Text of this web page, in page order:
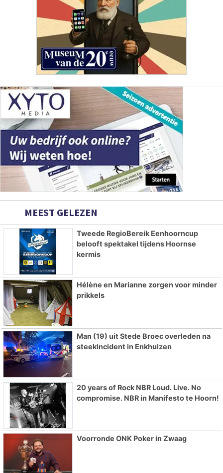
MEEST GELEZEN
Tweede RegioBereik Eenhoorncup
belooft spektakel tijdens Hoornse
kermis
Hélène en Marianne zorgen voor minder
prikkels
Man (19) uit Stede Broec overleden na
steekincident in Enkhuizen
20 years of Rock NBR Loud. Live. No
compromise. NBR in Manifesto te Hoorn!
Voorronde ONK Poker in Zwaag